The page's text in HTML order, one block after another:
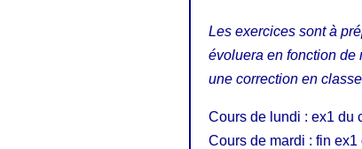
Les exercices sont à
évoluera en fonction de
une correction en
Cours de lundi : ex1 du
Cours de mardi : fin